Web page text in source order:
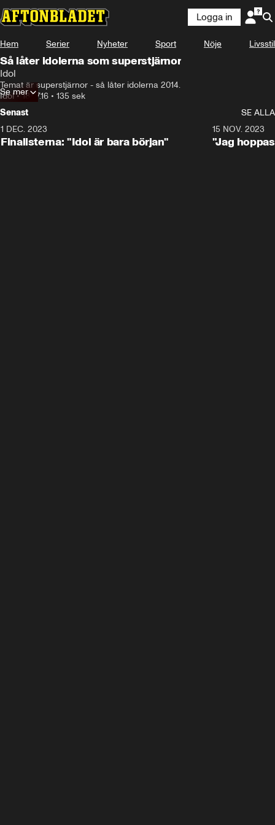
Logga in
Hem Serier Nyheter Sport Nöje Livsstil
Så låter idolerna som superstjärnor
Idol
Temat är superstjärnor - så låter idolerna 2014.
Idol•18.07.16 • 135 sek
Se mer
Senast
SE ALLA
1 DEC. 2023
Finalisterna: "Idol är bara början"
15 NOV. 2023
"Jag